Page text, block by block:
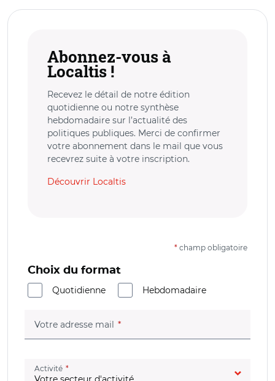
Abonnez-vous à
Localtis !
Recevez le détail de notre édition
quotidienne ou notre synthèse
hebdomadaire sur l’actualité des
politiques publiques. Merci de confirmer
votre abonnement dans le mail que vous
recevrez suite à votre inscription.
Découvrir Localtis
* champ obligatoire
Choix du format
Quotidienne
Hebdomadaire
Votre adresse mail (champ obligatoire)
Activité (champ obligatoire)